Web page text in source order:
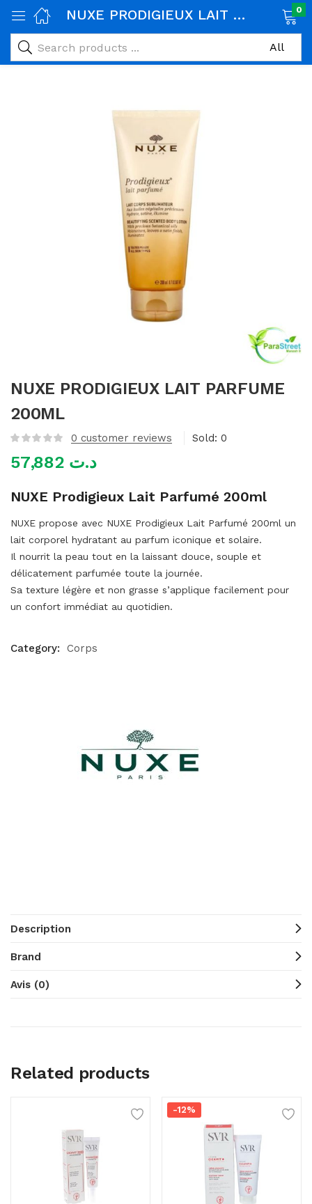
alimentaires)
NUXE PRODIGIEUX LAIT PARFUME 200ML 0
NUXE PRODIGIEUX LAIT PARFUME
200ML
0 customer reviews Sold: 0
د.ت
NUXE Prodigieux Lait Parfumé 200ml
NUXE propose avec NUXE Prodigieux Lait Parfumé 200ml un
lait corporel hydratant au parfum iconique et solaire.
Il nourrit la peau tout en la laissant douce, souple et
délicatement parfumée toute la journée.
Sa texture légère et non grasse s’applique facilement pour
un confort immédiat au quotidien.
Category: Corps
Description
Brand
Avis (0)
Related products
-12%